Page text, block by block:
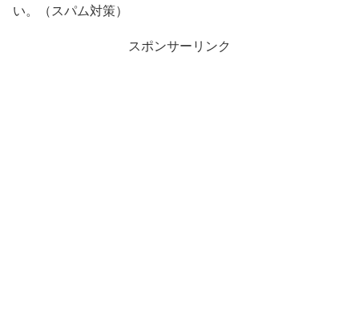
い。（スパム対策）
スポンサーリンク